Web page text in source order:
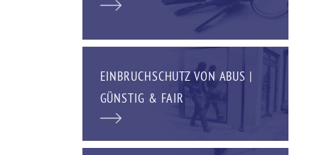
EINBRUCHSCHUTZ VON ABUS |
GÜNSTIG & FAIR